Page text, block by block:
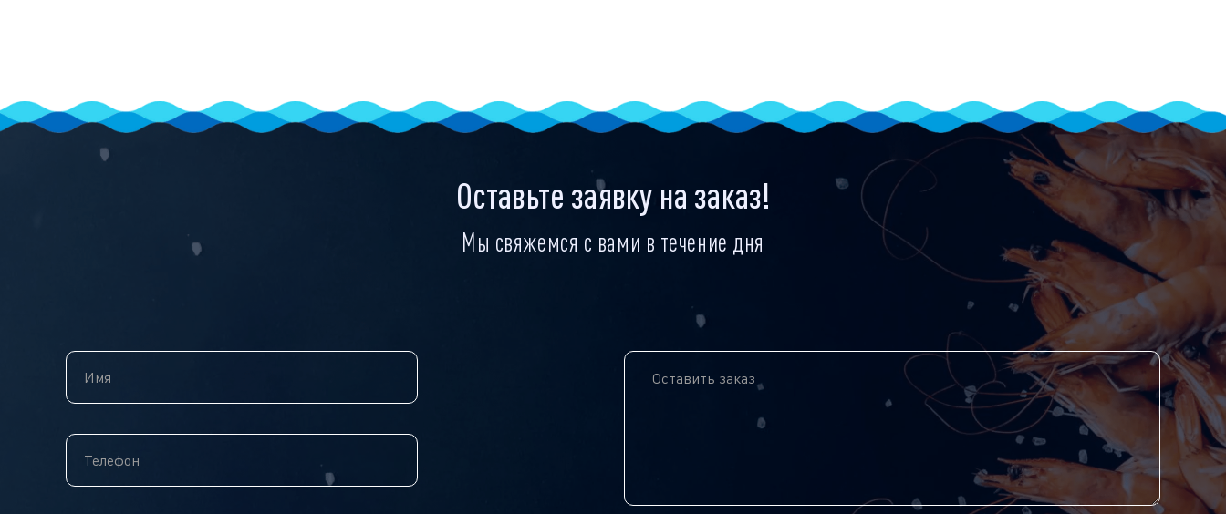
Оставьте заявку на заказ!
Мы свяжемся с вами в течение дня